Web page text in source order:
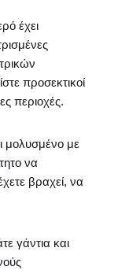
έχει
προσεκτικοί
περιοχές.
μολυσμένο με
να
βραχεί, να
γάντια και